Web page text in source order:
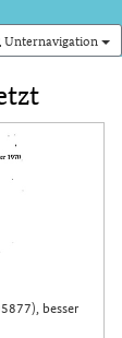
Unternavigation
besser